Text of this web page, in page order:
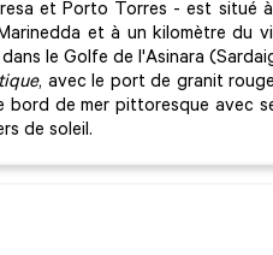
et Porto Torres - est situé
et à un kilomètre du
le Golfe de l'Asinara
, avec le port de granit
bord de mer pittoresque avec
de soleil.